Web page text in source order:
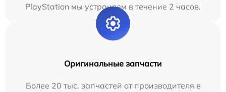
PlayStation мы устраняем в течение 2 часов.
Оригинальные запчасти
Более 20 тыс. запчастей от производителя в